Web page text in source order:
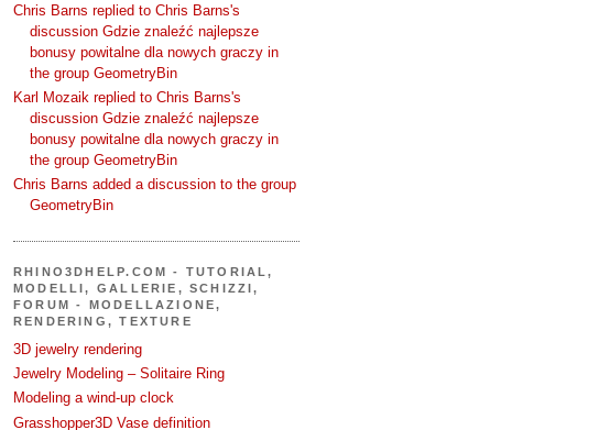
Chris Barns replied to Chris Barns's
discussion Gdzie znaleźć najlepsze
bonusy powitalne dla nowych graczy in
the group GeometryBin
Karl Mozaik replied to Chris Barns's
discussion Gdzie znaleźć najlepsze
bonusy powitalne dla nowych graczy in
the group GeometryBin
Chris Barns added a discussion to the group
GeometryBin
RHINO3DHELP.COM - TUTORIAL,
MODELLI, GALLERIE, SCHIZZI,
FORUM - MODELLAZIONE,
RENDERING, TEXTURE
3D jewelry rendering
Jewelry Modeling – Solitaire Ring
Modeling a wind-up clock
Grasshopper3D Vase definition